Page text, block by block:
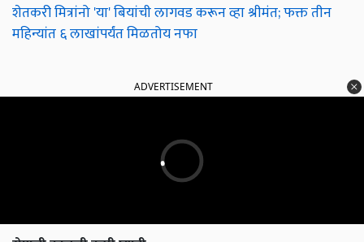
शेतकरी मित्रांनो 'या' बियांची लागवड करून व्हा श्रीमंत; फक्त तीन
महिन्यांत ६ लाखांपर्यंत मिळतोय नफा
रोपाची काळजी कशी घ्यावी